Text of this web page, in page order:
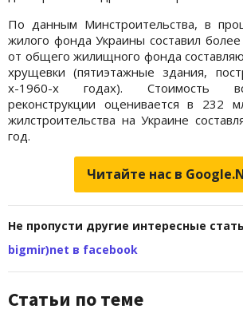
По данным Минстроительства, в
жилого фонда Украины составил
от общего жилищного фонда
хрущевки (пятиэтажные здания,
х-1960-х годах). Стоимость
реконструкции оценивается в 232
жилстроительства на Украине
год.
Читайте нас в
Не пропусти другие интересные
bigmir)net в facebook
Статьи по теме